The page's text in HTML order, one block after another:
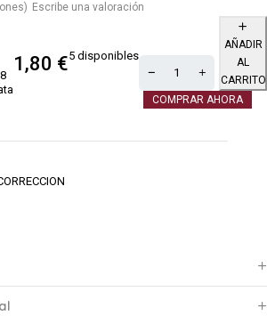
Escribe una valoración
1,80 €5 disponibles
AÑADIR
AL
CARRITO
COMPRAR AHORA